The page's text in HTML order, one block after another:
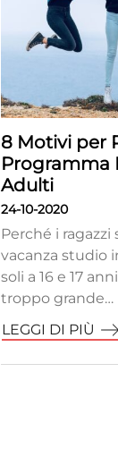
8 Motivi per
Programma
Adulti
24-10-2020
Perché i
vacanza studio
soli a 16 e 17
troppo grande…
LEGGI DI PIÙ